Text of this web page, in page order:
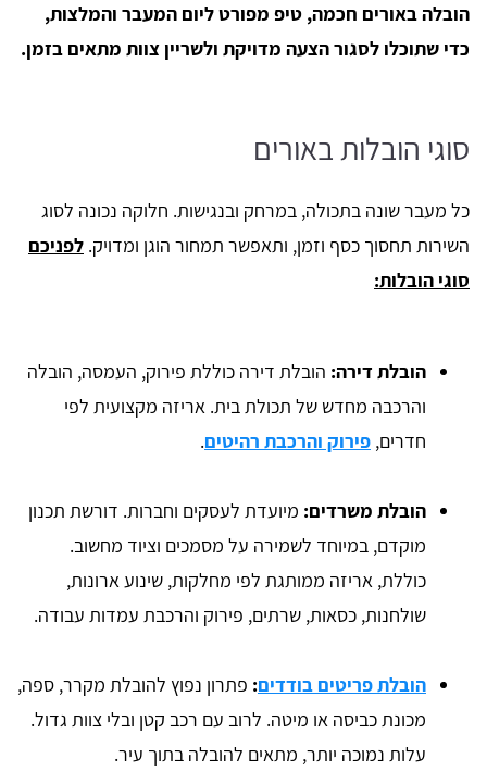
הובלה באורים חכמה, טיפ מפורט ליום המעבר והמלצות,
כדי שתוכלו לסגור הצעה מדויקת ולשריין צוות מתאים בזמן.
סוגי הובלות באורים
כל מעבר שונה בתכולה, במרחק ובנגישות. חלוקה נכונה לסוג
השירות תחסוך כסף וזמן, ותאפשר תמחור הוגן ומדויק. לפניכם
סוגי הובלות:
הובלת דירה: הובלת דירה כוללת פירוק, העמסה, הובלה
והרכבה מחדש של תכולת בית. אריזה מקצועית לפי
חדרים, פירוק והרכבת רהיטים.
הובלת משרדים: מיועדת לעסקים וחברות. דורשת תכנון
מוקדם, במיוחד לשמירה על מסמכים וציוד מחשוב.
כוללת, אריזה ממותגת לפי מחלקות, שינוע ארונות,
שולחנות, כסאות, שרתים, פירוק והרכבת עמדות עבודה.
הובלת פריטים בודדים: פתרון נפוץ להובלת מקרר, ספה,
מכונת כביסה או מיטה. לרוב עם רכב קטן ובלי צוות גדול.
עלות נמוכה יותר, מתאים להובלה בתוך עיר.